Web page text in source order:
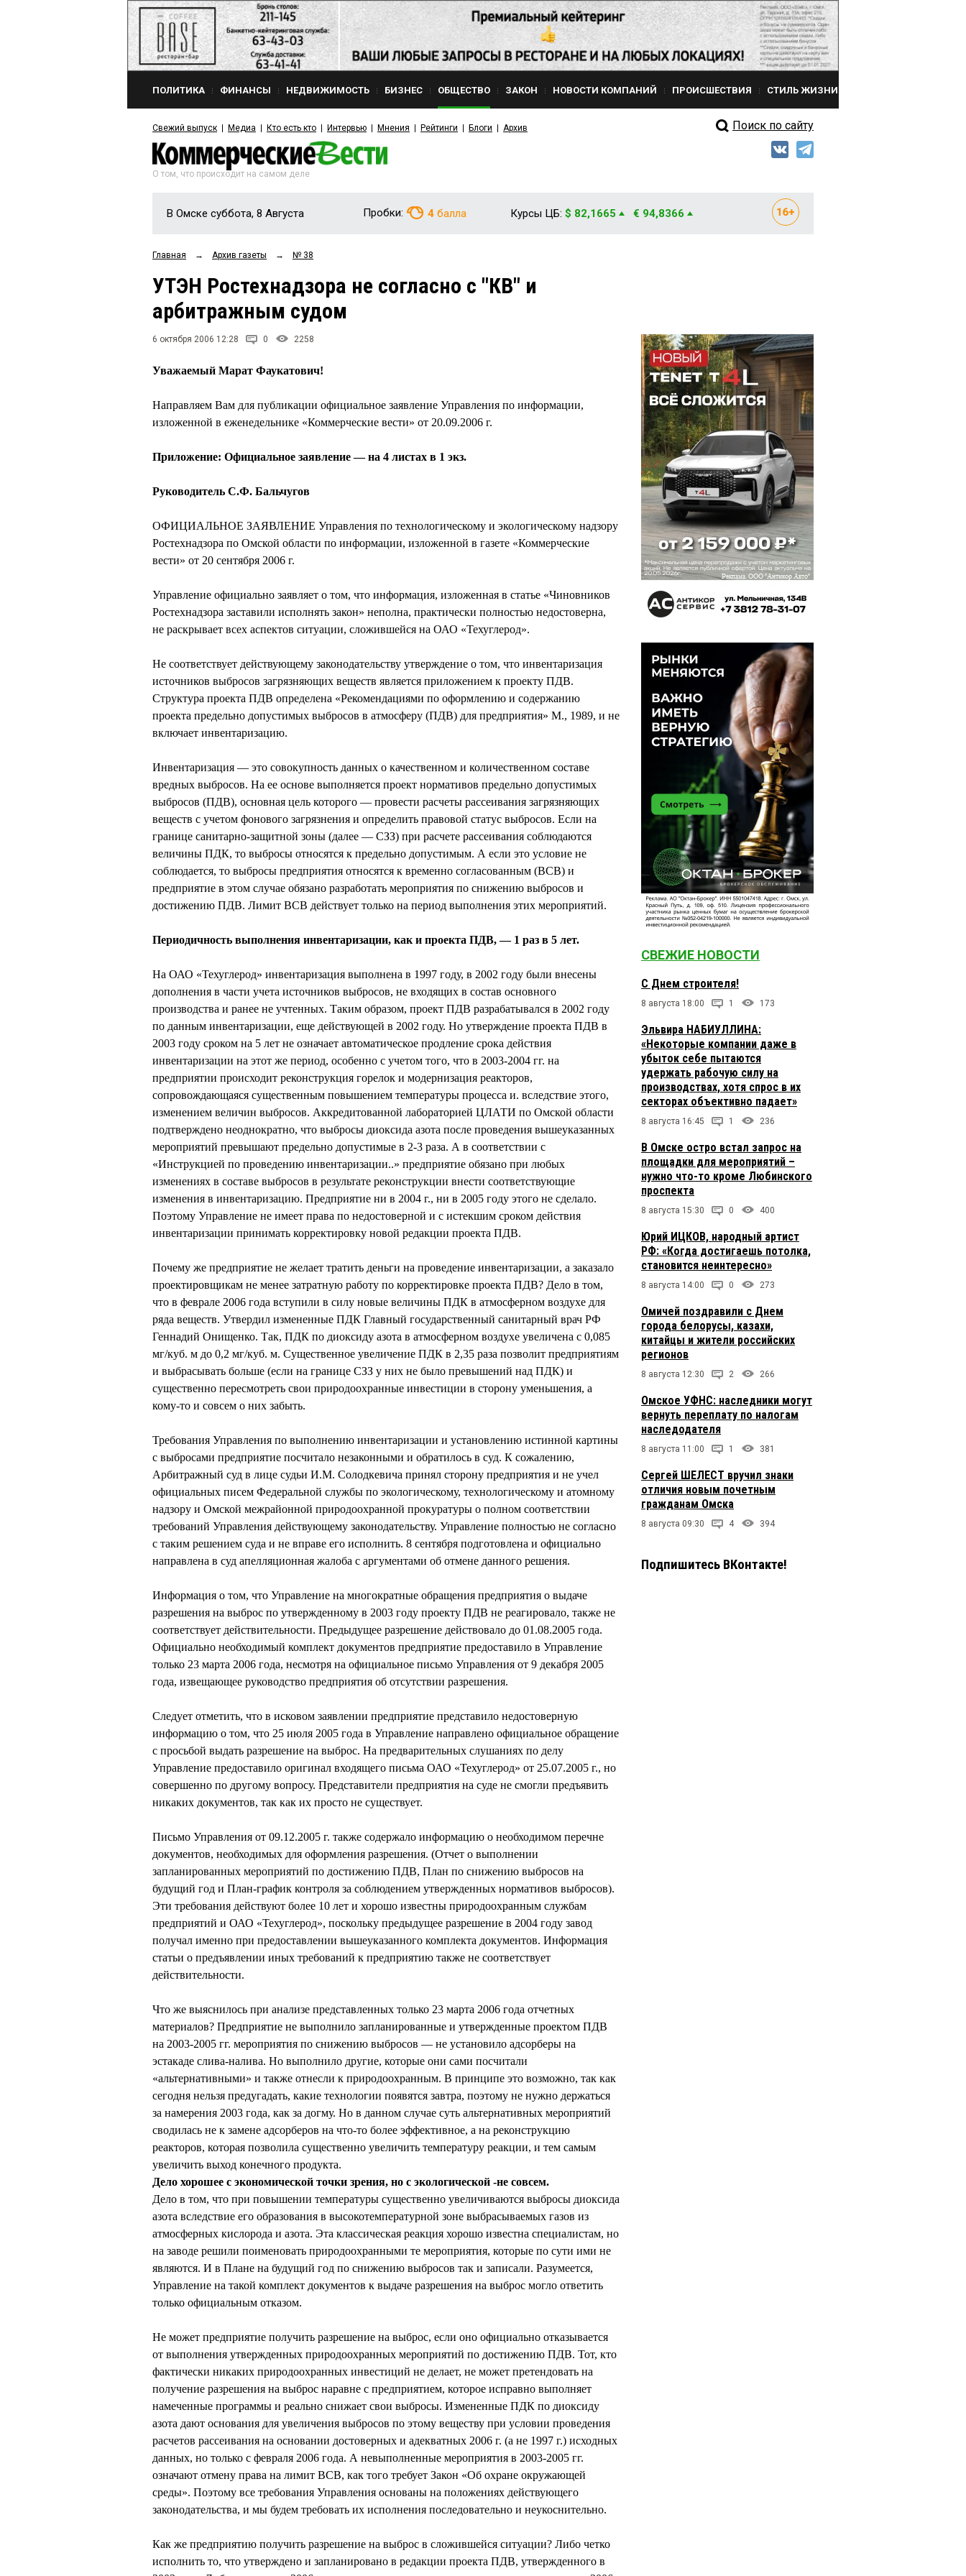
ПОЛИТИКА ФИНАНСЫ НЕДВИЖИМОСТЬ БИЗНЕС ОБЩЕСТВО ЗАКОН НОВОСТИ КОМПАНИЙ ПРОИСШЕСТВИЯ СТИЛЬ ЖИЗНИ
Свежий выпуск Медиа Кто есть кто Интервью Мнения Рейтинги Блоги Архив Поиск по сайту
О том, что происходит на самом деле
В Омске суббота, 8 Августа Пробки: 4 балла Курсы ЦБ: $ 82,1665 € 94,8366
Главная → Архив газеты → № 38
УТЭН Ростехнадзора не согласно с "КВ" и
арбитражным судом
6 октября 2006 12:28 0 2258
Уважаемый Марат Фаукатович!
Направляем Вам для публикации официальное заявление Управления по информации,
изложенной в еженедельнике «Коммерческие вести» от 20.09.2006 г.
Приложение: Официальное заявление — на 4 листах в 1 экз.
Руководитель С.Ф. Бальчугов
ОФИЦИАЛЬНОЕ ЗАЯВЛЕНИЕ Управления по технологическому и экологическому надзору
Ростехнадзора по Омской области по информации, изложенной в газете «Коммерческие
вести» от 20 сентября 2006 г.
Управление официально заявляет о том, что информация, изложенная в статье «Чиновников
Ростехнадзора заставили исполнять закон» неполна, практически полностью недостоверна,
не раскрывает всех аспектов ситуации, сложившейся на ОАО «Техуглерод».
Не соответствует действующему законодательству утверждение о том, что инвентаризация
источников выбросов загрязняющих веществ является приложением к проекту ПДВ.
Структура проекта ПДВ определена «Рекомендациями по оформлению и содержанию
проекта предельно допустимых выбросов в атмосферу (ПДВ) для предприятия» М., 1989, и не
включает инвентаризацию.
Инвентаризация — это совокупность данных о качественном и количественном составе
вредных выбросов. На ее основе выполняется проект нормативов предельно допустимых
выбросов (ПДВ), основная цель которого — провести расчеты рассеивания загрязняющих
веществ с учетом фонового загрязнения и определить правовой статус выбросов. Если на
границе санитарно-защитной зоны (далее — СЗЗ) при расчете рассеивания соблюдаются
величины ПДК, то выбросы относятся к предельно допустимым. А если это условие не
соблюдается, то выбросы предприятия относятся к временно согласованным (ВСВ) и
предприятие в этом случае обязано разработать мероприятия по снижению выбросов и
достижению ПДВ. Лимит ВСВ действует только на период выполнения этих мероприятий.
Периодичность выполнения инвентаризации, как и проекта ПДВ, — 1 раз в 5 лет.
На ОАО «Техуглерод» инвентаризация выполнена в 1997 году, в 2002 году были внесены
дополнения в части учета источников выбросов, не входящих в состав основного
производства и ранее не учтенных. Таким образом, проект ПДВ разрабатывался в 2002 году
по данным инвентаризации, еще действующей в 2002 году. Но утверждение проекта ПДВ в
2003 году сроком на 5 лет не означает автоматическое продление срока действия
инвентаризации на этот же период, особенно с учетом того, что в 2003-2004 гг. на
предприятии происходит реконструкция горелок и модернизация реакторов,
сопровождающаяся существенным повышением температуры процесса и. вследствие этого,
изменением величин выбросов. Аккредитованной лабораторией ЦЛАТИ по Омской области
подтверждено неоднократно, что выбросы диоксида азота после проведения вышеуказанных
мероприятий превышают предельно допустимые в 2-3 раза. А в соответствии с
«Инструкцией по проведению инвентаризации..» предприятие обязано при любых
изменениях в составе выбросов в результате реконструкции внести соответствующие
изменения в инвентаризацию. Предприятие ни в 2004 г., ни в 2005 году этого не сделало.
Поэтому Управление не имеет права по недостоверной и с истекшим сроком действия
инвентаризации принимать корректировку новой редакции проекта ПДВ.
Почему же предприятие не желает тратить деньги на проведение инвентаризации, а заказало
проектировщикам не менее затратную работу по корректировке проекта ПДВ? Дело в том,
что в феврале 2006 года вступили в силу новые величины ПДК в атмосферном воздухе для
ряда веществ. Утвердил измененные ПДК Главный государственный санитарный врач РФ
Геннадий Онищенко. Так, ПДК по диоксиду азота в атмосферном воздухе увеличена с 0,085
мг/куб. м до 0,2 мг/куб. м. Существенное увеличение ПДК в 2,35 раза позволит предприятиям
и выбрасывать больше (если на границе СЗЗ у них не было превышений над ПДК) и
существенно пересмотреть свои природоохранные инвестиции в сторону уменьшения, а
кому-то и совсем о них забыть.
Требования Управления по выполнению инвентаризации и установлению истинной картины
с выбросами предприятие посчитало незаконными и обратилось в суд. К сожалению,
Арбитражный суд в лице судьи И.М. Солодкевича принял сторону предприятия и не учел
официальных писем Федеральной службы по экологическому, технологическому и атомному
надзору и Омской межрайонной природоохранной прокуратуры о полном соответствии
требований Управления действующему законодательству. Управление полностью не согласно
с таким решением суда и не вправе его исполнить. 8 сентября подготовлена и официально
направлена в суд апелляционная жалоба с аргументами об отмене данного решения.
Информация о том, что Управление на многократные обращения предприятия о выдаче
разрешения на выброс по утвержденному в 2003 году проекту ПДВ не реагировало, также не
соответствует действительности. Предыдущее разрешение действовало до 01.08.2005 года.
Официально необходимый комплект документов предприятие предоставило в Управление
только 23 марта 2006 года, несмотря на официальное письмо Управления от 9 декабря 2005
года, извещающее руководство предприятия об отсутствии разрешения.
Следует отметить, что в исковом заявлении предприятие представило недостоверную
информацию о том, что 25 июля 2005 года в Управление направлено официальное обращение
с просьбой выдать разрешение на выброс. На предварительных слушаниях по делу
Управление предоставило оригинал входящего письма ОАО «Техуглерод» от 25.07.2005 г., но
совершенно по другому вопросу. Представители предприятия на суде не смогли предъявить
никаких документов, так как их просто не существует.
Письмо Управления от 09.12.2005 г. также содержало информацию о необходимом перечне
документов, необходимых для оформления разрешения. (Отчет о выполнении
запланированных мероприятий по достижению ПДВ, План по снижению выбросов на
будущий год и План-график контроля за соблюдением утвержденных нормативов выбросов).
Эти требования действуют более 10 лет и хорошо известны природоохранным службам
предприятий и ОАО «Техуглерод», поскольку предыдущее разрешение в 2004 году завод
получал именно при предоставлении вышеуказанного комплекта документов. Информация
статьи о предъявлении иных требований к предприятию также не соответствует
действительности.
Что же выяснилось при анализе представленных только 23 марта 2006 года отчетных
материалов? Предприятие не выполнило запланированные и утвержденные проектом ПДВ
на 2003-2005 гг. мероприятия по снижению выбросов — не установило адсорберы на
эстакаде слива-налива. Но выполнило другие, которые они сами посчитали
«альтернативными» и также отнесли к природоохранным. В принципе это возможно, так как
сегодня нельзя предугадать, какие технологии появятся завтра, поэтому не нужно держаться
за намерения 2003 года, как за догму. Но в данном случае суть альтернативных мероприятий
сводилась не к замене адсорберов на что-то более эффективное, а на реконструкцию
реакторов, которая позволила существенно увеличить температуру реакции, и тем самым
увеличить выход конечного продукта.
Дело хорошее с экономической точки зрения, но с экологической -не совсем.
Дело в том, что при повышении температуры существенно увеличиваются выбросы диоксида
азота вследствие его образования в высокотемпературной зоне выбрасываемых газов из
атмосферных кислорода и азота. Эта классическая реакция хорошо известна специалистам, но
на заводе решили поименовать природоохранными те мероприятия, которые по сути ими не
являются. И в Плане на будущий год по снижению выбросов так и записали. Разумеется,
Управление на такой комплект документов к выдаче разрешения на выброс могло ответить
только официальным отказом.
Не может предприятие получить разрешение на выброс, если оно официально отказывается
от выполнения утвержденных природоохранных мероприятий по достижению ПДВ. Тот, кто
фактически никаких природоохранных инвестиций не делает, не может претендовать на
получение разрешения на выброс наравне с предприятием, которое исправно выполняет
намеченные программы и реально снижает свои выбросы. Измененные ПДК по диоксиду
азота дают основания для увеличения выбросов по этому веществу при условии проведения
расчетов рассеивания на основании достоверных и адекватных 2006 г. (а не 1997 г.) исходных
данных, но только с февраля 2006 года. А невыполненные мероприятия в 2003-2005 гг.
означают отмену права на лимит ВСВ, как того требует Закон «Об охране окружающей
среды». Поэтому все требования Управления основаны на положениях действующего
законодательства, и мы будем требовать их исполнения последовательно и неукоснительно.
Как же предприятию получить разрешение на выброс в сложившейся ситуации? Либо четко
исполнить то, что утверждено и запланировано в редакции проекта ПДВ, утвержденного в
СВЕЖИЕ НОВОСТИ
С Днем строителя!
8 августа 18:00 1 173
Эльвира НАБИУЛЛИНА:
«Некоторые компании даже в
убыток себе пытаются
удержать рабочую силу на
производствах, хотя спрос в их
секторах объективно падает»
8 августа 16:45 1 236
В Омске остро встал запрос на
площадки для мероприятий –
нужно что-то кроме Любинского
проспекта
8 августа 15:30 0 400
Юрий ИЦКОВ, народный артист
РФ: «Когда достигаешь потолка,
становится неинтересно»
8 августа 14:00 0 273
Омичей поздравили с Днем
города белорусы, казахи,
китайцы и жители российских
регионов
8 августа 12:30 2 266
Омское УФНС: наследники могут
вернуть переплату по налогам
наследодателя
8 августа 11:00 1 381
Сергей ШЕЛЕСТ вручил знаки
отличия новым почетным
гражданам Омска
8 августа 09:30 4 394
Подпишитесь ВКонтакте!